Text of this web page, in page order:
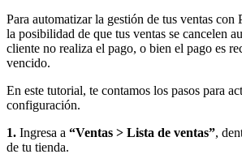
Para automatizar la gestión de tus ventas con
la posibilidad de que tus ventas se cancelen
cliente no realiza el pago, o bien el pago es
vencido.
En este tutorial, te contamos los pasos para
configuración.
1. Ingresa a “Ventas > Lista de ventas”,
de tu tienda.